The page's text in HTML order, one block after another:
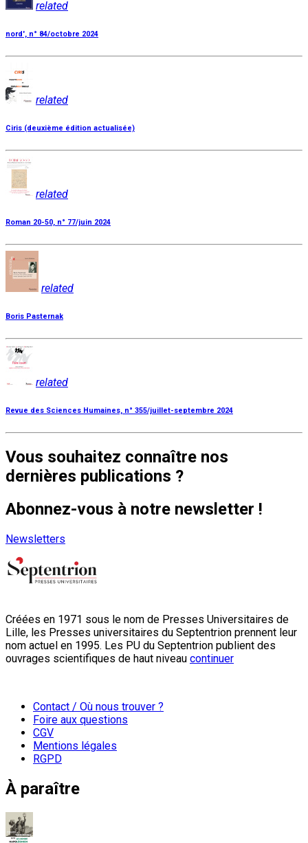
related
nord', n° 84/octobre 2024
related
Ciris (deuxième édition actualisée)
related
Roman 20-50, n° 77/juin 2024
related
Boris Pasternak
related
Revue des Sciences Humaines, n° 355/juillet-septembre 2024
Vous souhaitez connaître nos
dernières publications ?
Abonnez-vous à notre newsletter !
Newsletters
Créées en 1971 sous le nom de Presses Universitaires de
Lille, les Presses universitaires du Septentrion prennent leur
nom actuel en 1995. Les PU du Septentrion publient des
ouvrages scientifiques de haut niveau continuer
Contact / Où nous trouver ?
Foire aux questions
CGV
Mentions légales
RGPD
À paraître